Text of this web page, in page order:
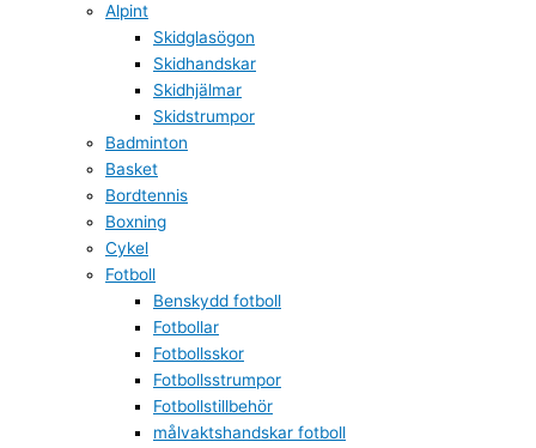
Alpint
Skidglasögon
Skidhandskar
Skidhjälmar
Skidstrumpor
Badminton
Basket
Bordtennis
Boxning
Cykel
Fotboll
Benskydd fotboll
Fotbollar
Fotbollsskor
Fotbollsstrumpor
Fotbollstillbehör
målvaktshandskar fotboll